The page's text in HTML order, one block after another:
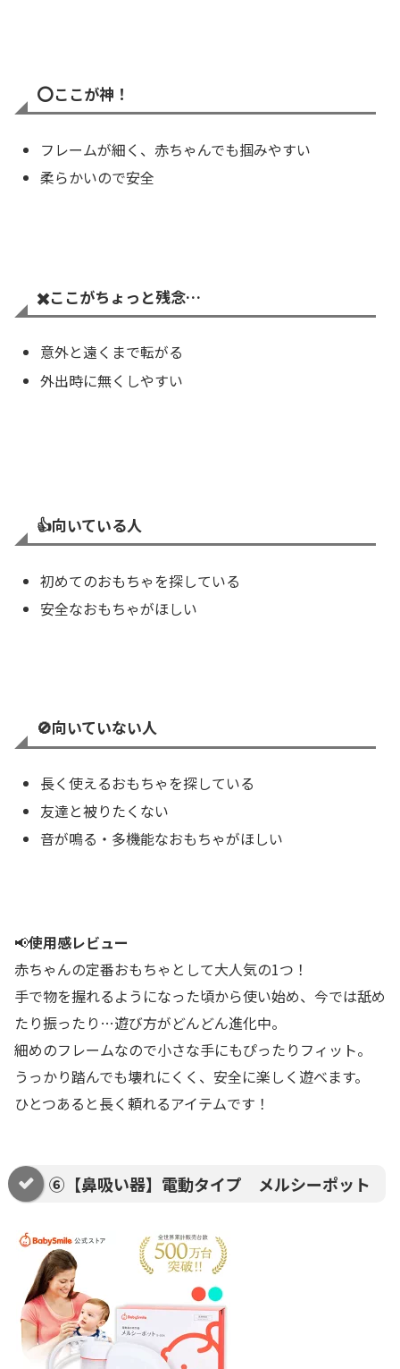
⭕️ここが神！
フレームが細く、赤ちゃんでも掴みやすい
柔らかいので安全
✖️ここがちょっと残念…
意外と遠くまで転がる
外出時に無くしやすい
👍️向いている人
初めてのおもちゃを探している
安全なおもちゃがほしい
🚫向いていない人
長く使えるおもちゃを探している
友達と被りたくない
音が鳴る・多機能なおもちゃがほしい
📢使用感レビュー
赤ちゃんの定番おもちゃとして大人気の1つ！
手で物を握れるようになった頃から使い始め、今では舐め
たり振ったり…遊び方がどんどん進化中。
細めのフレームなので小さな手にもぴったりフィット。
うっかり踏んでも壊れにくく、安全に楽しく遊べます。
ひとつあると長く頼れるアイテムです！
⑥【鼻吸い器】電動タイプ メルシーポット